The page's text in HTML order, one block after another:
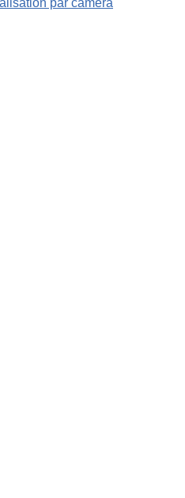
par caméra